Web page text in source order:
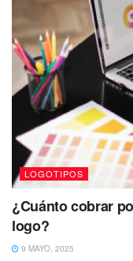
LOGOTIPOS
¿Cuánto cobrar
logo?
9 MAYO, 2025